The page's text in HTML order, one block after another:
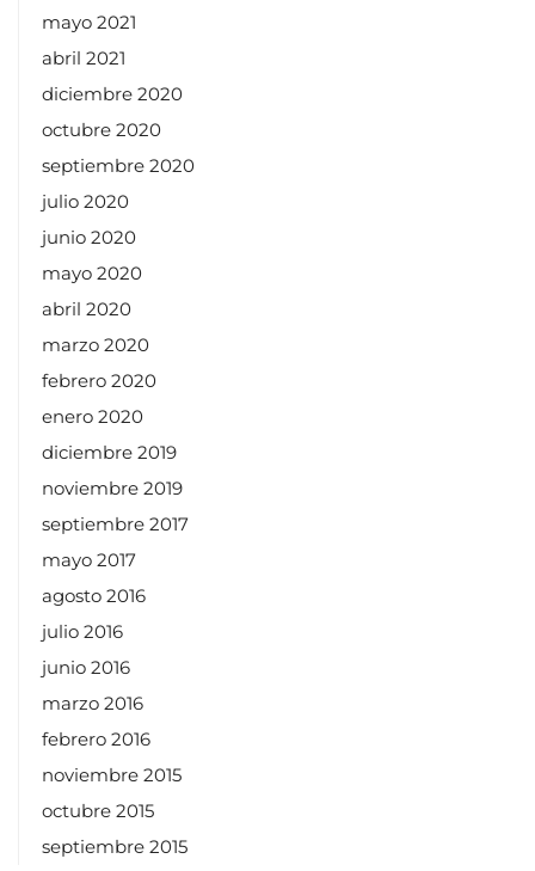
mayo 2021
abril 2021
diciembre 2020
octubre 2020
septiembre 2020
julio 2020
junio 2020
mayo 2020
abril 2020
marzo 2020
febrero 2020
enero 2020
diciembre 2019
noviembre 2019
septiembre 2017
mayo 2017
agosto 2016
julio 2016
junio 2016
marzo 2016
febrero 2016
noviembre 2015
octubre 2015
septiembre 2015